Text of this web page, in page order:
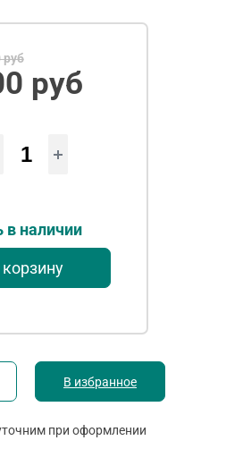
руб
руб
в наличии
В избранное
при оформлении